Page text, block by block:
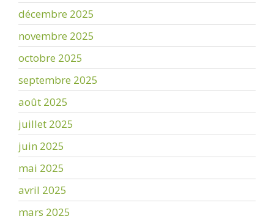
décembre 2025
novembre 2025
octobre 2025
septembre 2025
août 2025
juillet 2025
juin 2025
mai 2025
avril 2025
mars 2025